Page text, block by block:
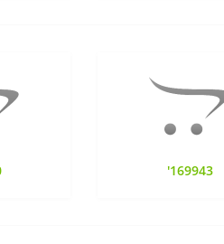
'169943